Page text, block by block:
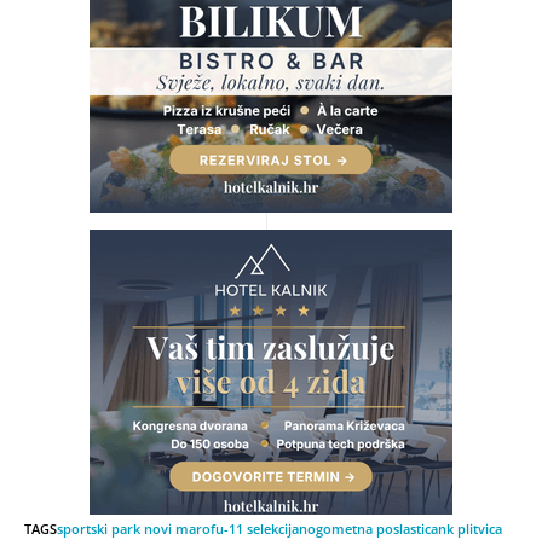
TAGSsportski park novi marofu-11 selekcijanogometna poslasticank plitvica